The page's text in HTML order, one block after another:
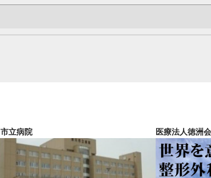
立病院 医療法人徳洲